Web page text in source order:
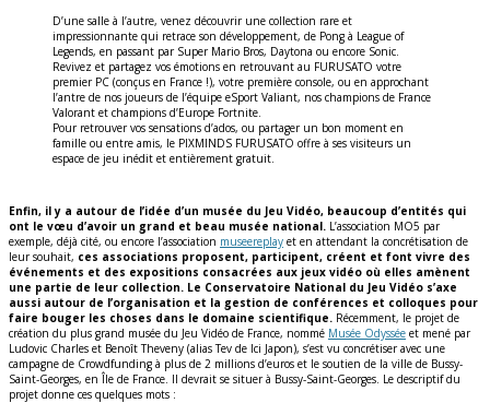
D’une salle à l’autre, venez découvrir une collection rare et
impressionnante qui retrace son développement, de Pong à League of
Legends, en passant par Super Mario Bros, Daytona ou encore Sonic.
Revivez et partagez vos émotions en retrouvant au FURUSATO votre
premier PC (conçus en France !), votre première console, ou en approchant
l’antre de nos joueurs de l’équipe eSport Valiant, nos champions de France
Valorant et champions d’Europe Fortnite.
Pour retrouver vos sensations d’ados, ou partager un bon moment en
famille ou entre amis, le PIXMINDS FURUSATO offre à ses visiteurs un
espace de jeu inédit et entièrement gratuit.
Enfin, il y a autour de l’idée d’un musée du Jeu Vidéo, beaucoup d’entités qui
ont le vœu d’avoir un grand et beau musée national. L’association MO5 par
exemple, déjà cité, ou encore l’association museereplay et en attendant la concrétisation de
leur souhait, ces associations proposent, participent, créent et font vivre des
événements et des expositions consacrées aux jeux vidéo où elles amènent
une partie de leur collection. Le Conservatoire National du Jeu Vidéo s’axe
aussi autour de l’organisation et la gestion de conférences et colloques pour
faire bouger les choses dans le domaine scientifique. Récemment, le projet de
création du plus grand musée du Jeu Vidéo de France, nommé Musée Odyssée et mené par
Ludovic Charles et Benoît Theveny (alias Tev de Ici Japon), s’est vu concrétiser avec une
campagne de Crowdfunding à plus de 2 millions d’euros et le soutien de la ville de Bussy-
Saint-Georges, en Île de France. Il devrait se situer à Bussy-Saint-Georges. Le descriptif du
projet donne ces quelques mots :